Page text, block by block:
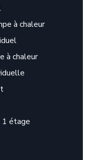
à chaleur
à chaleur
1 étage